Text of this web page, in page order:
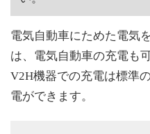
電気自動車にためた電気
は、電気自動車の充電も
V2H機器での充電は標準
電ができます。